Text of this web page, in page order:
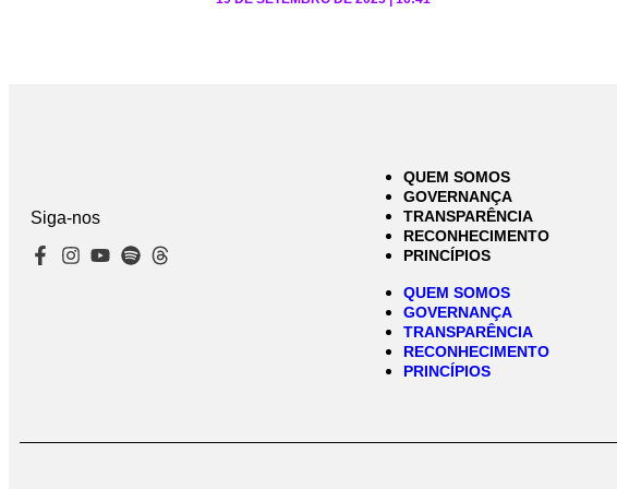
Siga-nos
QUEM SOMOS
GOVERNANÇA
TRANSPARÊNCIA
RECONHECIMENTO
PRINCÍPIOS
QUEM SOMOS
GOVERNANÇA
TRANSPARÊNCIA
RECONHECIMENTO
PRINCÍPIOS